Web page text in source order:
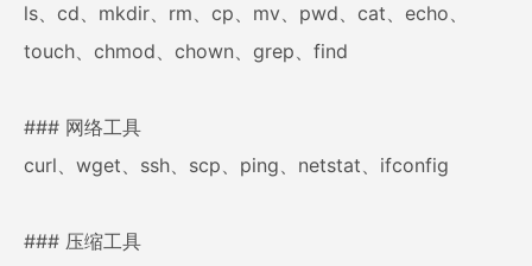
ls、cd、mkdir、rm、cp、mv、pwd、cat、echo、
touch、chmod、chown、grep、find
### 网络工具
curl、wget、ssh、scp、ping、netstat、ifconfig
### 压缩工具